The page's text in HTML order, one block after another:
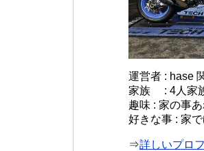
運営者 : hase
家族 : 4人家
趣味 : 家の事
好きな事 : 家
⇒詳しいプロ